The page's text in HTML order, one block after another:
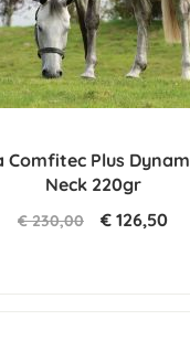
Plus
Neck 220gr
€ 230,00 € 126,50